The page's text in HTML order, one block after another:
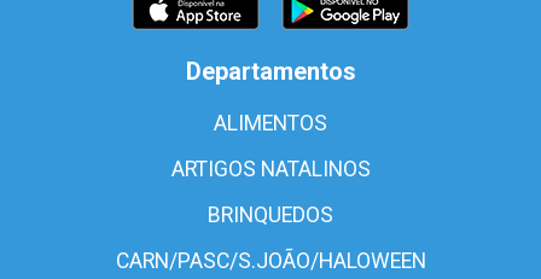
Departamentos
ALIMENTOS
ARTIGOS NATALINOS
BRINQUEDOS
CARN/PASC/S.JOÃO/HALOWEEN